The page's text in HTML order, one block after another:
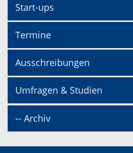
Start-ups
Termine
Ausschreibungen
Umfragen & Studien
-- Archiv